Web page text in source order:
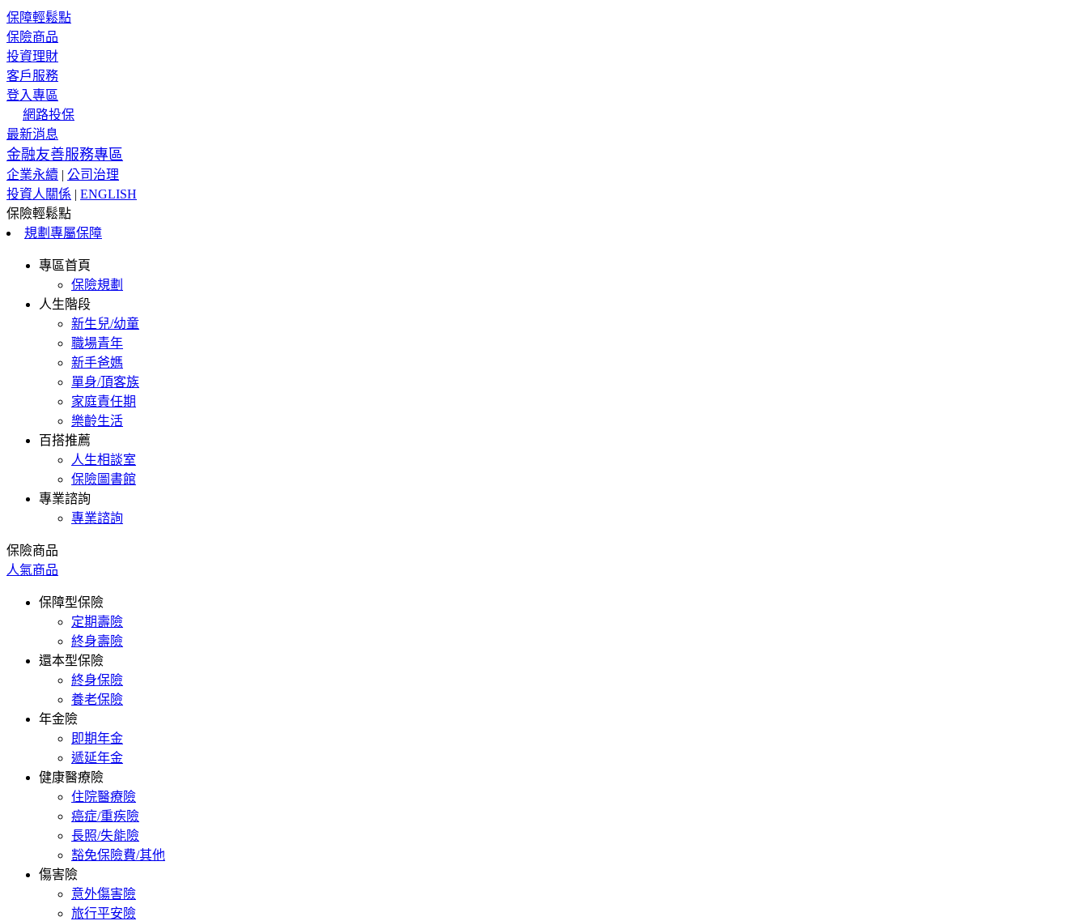
保障輕鬆點
保險商品
投資理財
客戶服務
登入專區
網路投保
最新消息
金融友善服務專區
企業永續 | 公司治理
投資人關係 | ENGLISH
保險輕鬆點
規劃專屬保障
專區首頁
保險規劃
人生階段
新生兒/幼童
職場青年
新手爸媽
單身/頂客族
家庭責任期
樂齡生活
百搭推薦
人生相談室
保險圖書館
專業諮詢
專業諮詢
保險商品
人氣商品
保障型保險
定期壽險
終身壽險
還本型保險
終身保險
養老保險
年金險
即期年金
遞延年金
健康醫療險
住院醫療險
癌症/重疾險
長照/失能險
豁免保險費/其他
傷害險
意外傷害險
旅行平安險